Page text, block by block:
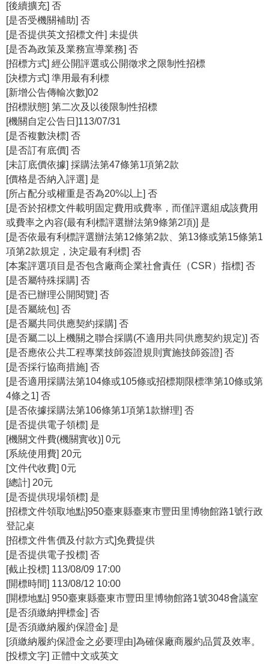
服
務
信
箱
網
站
導
覽
R
S
S
網
站
資
料
開
放
宣
告
隱
私
權
保
護
政
策
資
訊
安
全
宣
告
為
民
服
務
白
皮
書
政
[後續擴充] 否
[是否受機關補助] 否
[是否提供英文招標文件] 未提供
[是否為政策及業務宣導業務] 否
[招標方式] 經公開評選或公開徵求之限制性招標
[決標方式] 準用最有利標
[新增公告傳輸次數]02
[招標狀態] 第二次及以後限制性招標
[機關自定公告日]113/07/31
[是否複數決標] 否
[是否訂有底價] 否
[未訂底價依據] 採購法第47條第1項第2款
[價格是否納入評選] 是
[所占配分或權重是否為20%以上] 否
[是否於招標文件載明固定費用或費率，而僅評選組成該費用
或費率之內容(最有利標評選辦法第9條第2項)] 是
[是否依最有利標評選辦法第12條第2款、第13條或第15條第1
項第2款規定，決定最有利標] 否
[本案評選項目是否包含廠商企業社會責任（CSR）指標] 否
[是否屬特殊採購] 否
[是否已辦理公開閱覽] 否
[是否屬統包] 否
[是否屬共同供應契約採購] 否
[是否屬二以上機關之聯合採購(不適用共同供應契約規定)] 否
[是否應依公共工程專業技師簽證規則實施技師簽證] 否
[是否採行協商措施] 否
[是否適用採購法第104條或105條或招標期限標準第10條或第
4條之1] 否
[是否依據採購法第106條第1項第1款辦理] 否
[是否提供電子領標] 是
[機關文件費(機關實收)] 0元
[系統使用費] 20元
[文件代收費] 0元
[總計] 20元
[是否提供現場領標] 是
[招標文件領取地點]950臺東縣臺東市豐田里博物館路1號行政
登記桌
[招標文件售價及付款方式]免費提供
[是否提供電子投標] 否
[截止投標] 113/08/09 17:00
[開標時間] 113/08/12 10:00
[開標地點] 950臺東縣臺東市豐田里博物館路1號3048會議室
[是否須繳納押標金] 否
[是否須繳納履約保證金] 是
[須繳納履約保證金之必要理由]為確保廠商履約品質及效率。
[投標文字] 正體中文或英文